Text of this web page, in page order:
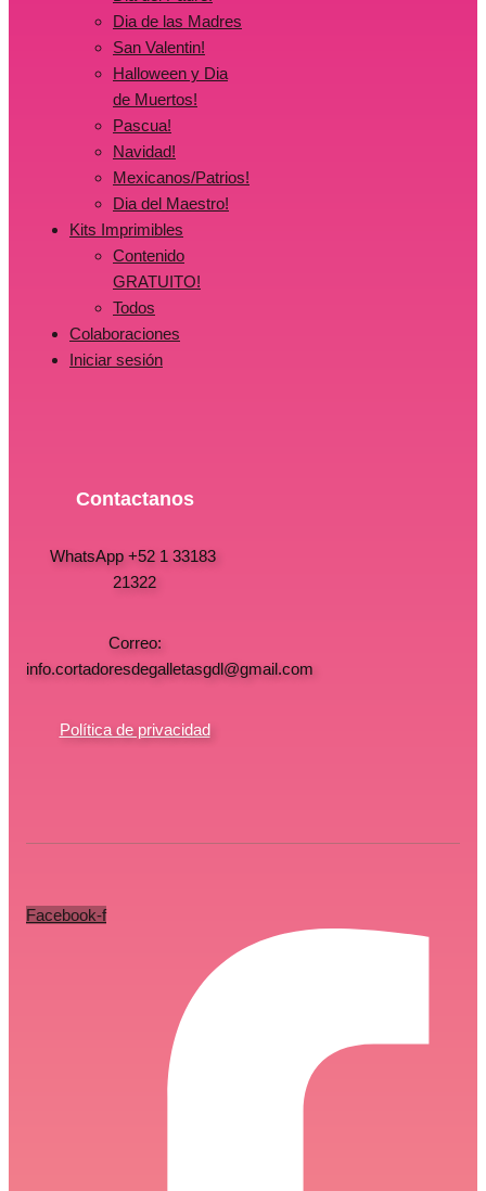
Dia de las Madres
San Valentin!
Halloween y Dia
de Muertos!
Pascua!
Navidad!
Mexicanos/Patrios!
Dia del Maestro!
Kits Imprimibles
Contenido
GRATUITO!
Todos
Colaboraciones
Iniciar sesión
Contactanos
WhatsApp +52 1 33183
21322
Correo:
info.cortadoresdegalletasgdl@gmail.com
Política de privacidad
Facebook-f